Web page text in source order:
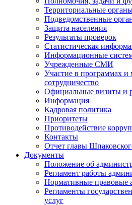
Территориальные
Подведомственные
Защита населения
Результаты проверок
Статистическая
Информационные
Учрежденные СМИ
Участие в программах и
сотрудничество
Официальные визиты и
Информация
Кадровая политика
Приоритеты
Противодействие
Контакты
Отчет главы
Документы
Положение об
Регламент работы
Нормативные правовые
Регламенты
услуг